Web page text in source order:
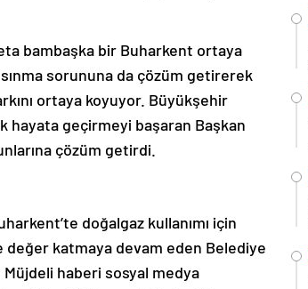
bambaşka bir Buharkent ortaya
sorununa da çözüm getirerek
ortaya koyuyor. Büyükşehir
hayata geçirmeyi başaran Başkan
çözüm getirdi.
doğalgaz kullanımı için
değer katmaya devam eden Belediye
haberi sosyal medya